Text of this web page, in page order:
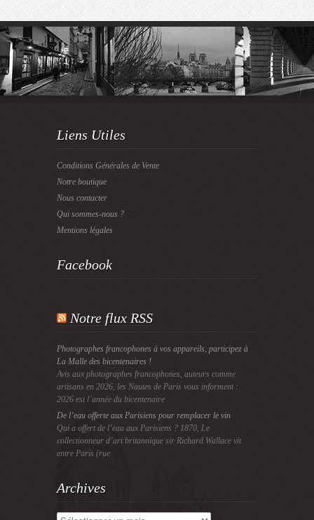
Liens Utiles
Conditions Générales de Vente
Notre boutique
Nous contacter
Qui sommes-nous ?
Mentions légales
Facebook
Notre flux RSS
Photographes francophones à vos appareils, participez à
La Malle des bicentenaires !
Avis aux photographes francophones, auteurs comme
artisans en 2026, les Nautes de Paris vous informent :
2026 est l’année du bicentenaire
De l’eau offerte aux Parisiens pour remplacer le vin
Qui a offert de l’eau aux Parisiens ? 1870, Le
collectionneur d’art britannique sir Richard Wallace vit
entre Paris (rue
Archives